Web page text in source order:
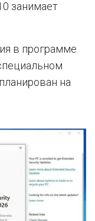
занимает
в программе
на